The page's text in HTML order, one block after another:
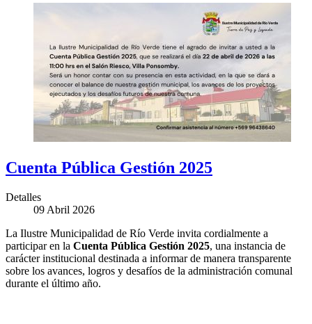
Cuenta Pública Gestión 2025
Detalles
09 Abril 2026
La Ilustre Municipalidad de Río Verde invita cordialmente a
participar en la Cuenta Pública Gestión 2025, una instancia de
carácter institucional destinada a informar de manera transparente
sobre los avances, logros y desafíos de la administración comunal
durante el último año.